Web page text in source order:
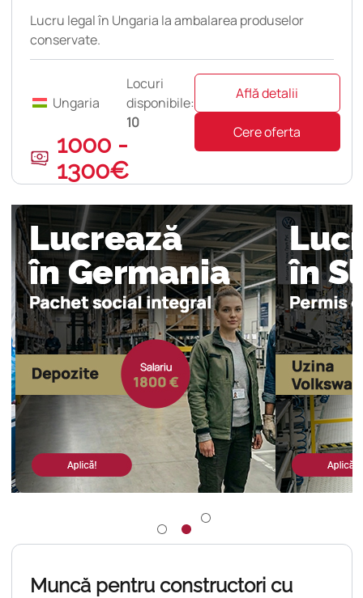
Lucru legal în Ungaria la ambalarea produselor
conservate.
Ungaria
Locuri
disponibile:
10
1000 -
1300€
Află detalii
Cere oferta
Muncă pentru constructori cu